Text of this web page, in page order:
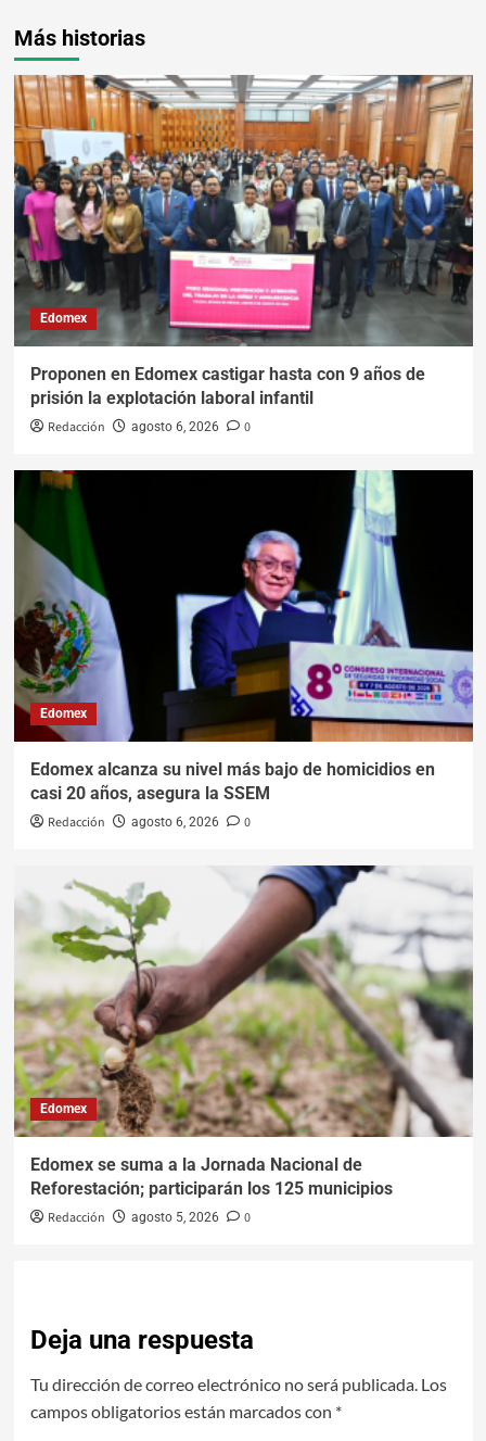
Más historias
Edomex
Proponen en Edomex castigar hasta con 9 años de
prisión la explotación laboral infantil
Redacción agosto 6, 2026 0
Edomex
Edomex alcanza su nivel más bajo de homicidios en
casi 20 años, asegura la SSEM
Redacción agosto 6, 2026 0
Edomex
Edomex se suma a la Jornada Nacional de
Reforestación; participarán los 125 municipios
Redacción agosto 5, 2026 0
Deja una respuesta
Tu dirección de correo electrónico no será publicada. Los
campos obligatorios están marcados con *